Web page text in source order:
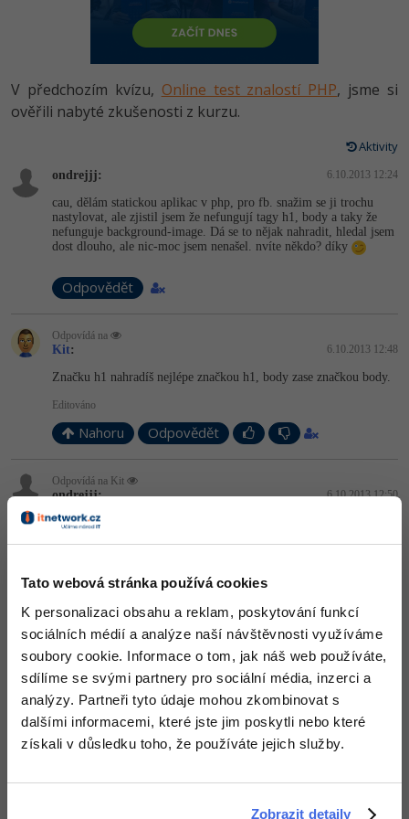
Tato webová stránka používá cookies
K personalizaci obsahu a reklam, poskytování funkcí
sociálních médií a analýze naší návštěvnosti využíváme
soubory cookie. Informace o tom, jak náš web používáte,
sdílíme se svými partnery pro sociální média, inzerci a
analýzy. Partneři tyto údaje mohou zkombinovat s
dalšími informacemi, které jste jim poskytli nebo které
získali v důsledku toho, že používáte jejich služby.
Zobrazit detaily
HTML5, CSS3, Bootstrap, SEO
Testování a verzování
React
Spring
ASP.NET MVC
Django
Best practices
JavaScript
Python
HTML / CSS
UML a návrhové vzory
MySQL/MariaDB
MS-SQL
SQLite
C# Game developer
Tester
Systémový administrátor
Databázový analytik
Copywriter
WordPress specialista
SEO specialista
-80%
PHP -80%
Swift
Kotlin -80%
C
Návrh SW
Algoritmy -41%
Umělá inteligence (AI)
Pro děti
Více
Fórum
Kurzy e-commerce
Testování softwaru
Datová analýza
Kurzy designu
HTML/CSS -80%
-80%
V předchozím kvízu, Online test znalostí PHP, jsme si
ověřili nabyté zkušenosti z kurzu.
Aktivity
ondrejjj: 6.10.2013 12:24
cau, dělám statickou aplikac v php, pro fb. snažim se ji trochu
nastylovat, ale zjistil jsem že nefungují tagy h1, body a taky že
nefunguje background-image. Dá se to nějak nahradit, hledal jsem
dost dlouho, ale nic-moc jsem nenašel. nvíte někdo? díky
Odpovědět
Odpovídá na
Kit: 6.10.2013 12:48
Značku h1 nahradíš nejlépe značkou h1, body zase značkou body.
Editováno
Nahoru Odpovědět
Odpovídá na Kit
ondrejjj: 6.10.2013 12:50
background-image, h1 nefunguje
http://www.aplikace-facebook.cz/…vlastni-css/
Nahoru Odpovědět